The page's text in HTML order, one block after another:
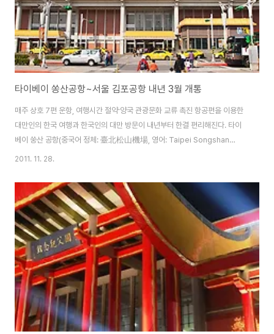
타이베이 쏭산공항~서울 김포공항 내년 3월 개통
매주 상호 7편 운항, 여행시간 절약·양국 관광문화 교류 촉진 항공편을 이용한
대만인의 한국 여행과 한국인의 대만 방문이 내년부터 한결 편리해진다. 타이
베이 쑹산 공항(중국어 정체: 臺北松山機場, 영어: Taipei Songshan
Airport)은 타이완(중화민국)의 타이베이 시 쑹산 구에 있는 공항이다. 일본 통
관할이 되어, 타이완(중화민국)의 국제·국내 항공 노선의 중심적인 공항이 되었
다. 당시의 국제선 중에서 일본선은 주요한 지위를 차지해 하네다 공항, 이타미
공항, 후쿠오카 공항 등을 연결하는 노선이 있었지만, 1979년에 국제 공항으
로서 타이완 타오위안 국제공항이 개항되고 나서는, 국내선 전용이 되었다.
2008년,..
2011. 11. 28.